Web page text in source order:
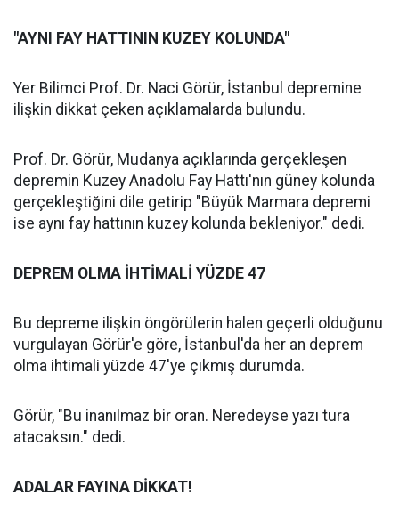
"AYNI FAY HATTININ KUZEY KOLUNDA"
Yer Bilimci Prof. Dr. Naci Görür, İstanbul depremine
ilişkin dikkat çeken açıklamalarda bulundu.
Prof. Dr. Görür, Mudanya açıklarında gerçekleşen
depremin Kuzey Anadolu Fay Hattı'nın güney kolunda
gerçekleştiğini dile getirip "Büyük Marmara depremi
ise aynı fay hattının kuzey kolunda bekleniyor." dedi.
DEPREM OLMA İHTİMALİ YÜZDE 47
Bu depreme ilişkin öngörülerin halen geçerli olduğunu
vurgulayan Görür'e göre, İstanbul'da her an deprem
olma ihtimali yüzde 47'ye çıkmış durumda.
Görür, "Bu inanılmaz bir oran. Neredeyse yazı tura
atacaksın." dedi.
ADALAR FAYINA DİKKAT!